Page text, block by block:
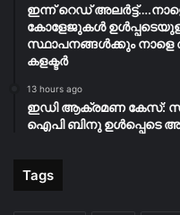
ഇന്ന് റെഡ്
കോളേജുകൾ
സ്ഥാപനങ്ങൾക്കും നാളെ
കളക്ടർ
13 hours ago
ഇഡി ആക്രമണ കേസ്:
ഐപി ബിനു ഉൾപ്പെടെ
Tags